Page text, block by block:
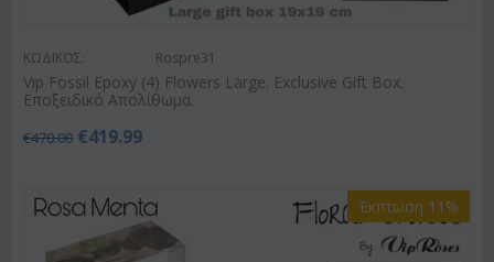
ΚΩΔΙΚΟΣ: Rospre31
Vip Fossil Epoxy (4) Flowers Large. Exclusive Gift Box.
Εποξειδικό Απολίθωμα.
€470.00 €419.99
Έκπτωση 11%